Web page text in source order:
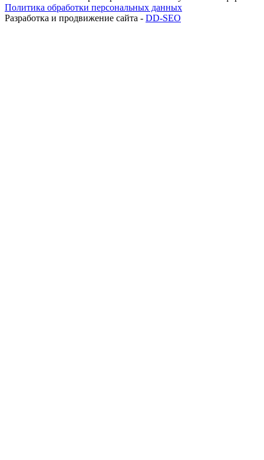
Политика обработки персональных данных
Разработка и продвижение сайта - DD-SEO